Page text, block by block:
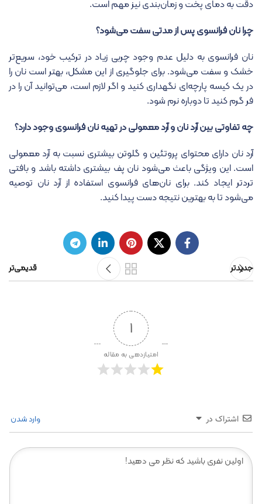
دقت به دمای پخت و زمان‌بندی نیز مهم است.
چرا نان فرانسوی پس از مدتی سفت می‌شود؟
نان فرانسوی به دلیل عدم وجود چربی زیاد در ترکیب خود، سریع‌تر
خشک و سفت می‌شود. برای جلوگیری از این مشکل، بهتر است نان را
در یک کیسه پارچه‌ای نگهداری کنید و اگر لازم است، می‌توانید آن را در
فر گرم کنید تا دوباره نرم شود.
چه تفاوتی بین آرد نان و آرد معمولی در تهیه نان فرانسوی وجود دارد؟
آرد نان دارای محتوای پروتئین و گلوتن بیشتری نسبت به آرد معمولی
است. این ویژگی باعث می‌شود نان پف بیشتری داشته باشد و بافتی
تردتر ایجاد کند. برای نان‌های فرانسوی استفاده از آرد نان توصیه
می‌شود تا به بهترین نتیجه دست پیدا کنید.
جدیدتر قدیمی‌تر
1
امتیازدهی به مقاله
اشتراک در وارد شدن